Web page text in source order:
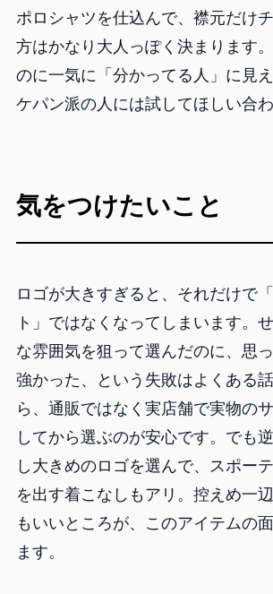
ポロシャツを仕込んで、襟元だけ
方はかなり大人っぽく決まります
のに一気に「分かってる人」に見
ケパン派の人には試してほしい合
気をつけたいこと
ロゴが大きすぎると、それだけで
ト」ではなくなってしまいます。
な雰囲気を狙って選んだのに、思
強かった、という失敗はよくある
ら、通販ではなく実店舗で実物の
してから選ぶのが安心です。でも
し大きめのロゴを選んで、スポー
を出す着こなしもアリ。控えめ一
もいいところが、このアイテムの
ます。